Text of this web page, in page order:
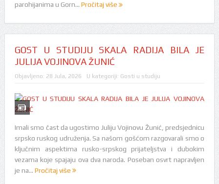
parohijanima u Gorn... Pročitaj više
GOST U STUDIJU SKALA RADIJA BILA JE
JULIJA VOJINOVA ŽUNIĆ
Objavljeno: 28 Jula, 2026 U kategoriji: Gosti u studiju
Imali smo čast da ugostimo Juliju Vojinovu Žunić, predsjednicu
srpsko ruskog udruženja. Sa našom gošćom razgovarali smo o
ključnim aspektima rusko-srpskog prijateljstva i dubokim
vezama koje spajaju ova dva naroda. Poseban osvrt napravljen
je na... Pročitaj više